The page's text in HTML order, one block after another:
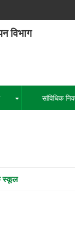
विभाग
हेमवती
एक
सांविधिक
स्कूल